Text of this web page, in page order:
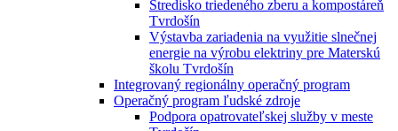
Stredisko triedeného zberu a kompostáreň
Tvrdošín
Výstavba zariadenia na využitie slnečnej
energie na výrobu elektriny pre Materskú
školu Tvrdošín
Integrovaný regionálny operačný program
Operačný program ľudské zdroje
Podpora opatrovateľskej služby v meste